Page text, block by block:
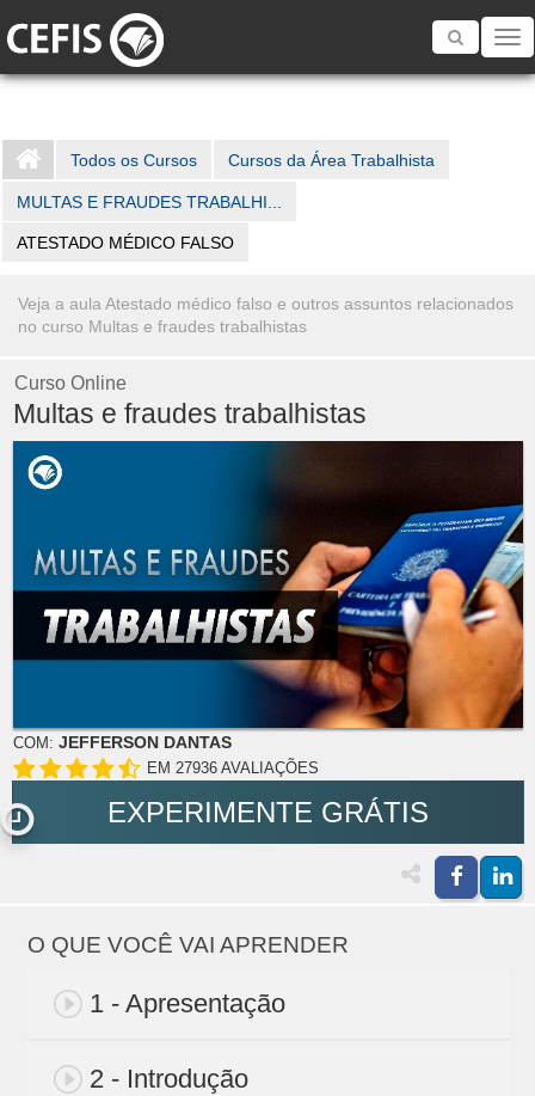
Toggle
Todos os Cursos Cursos da Área Trabalhista
MULTAS E FRAUDES TRABALHI...
ATESTADO MÉDICO FALSO
Veja a aula Atestado médico falso e outros assuntos relacionados
no curso Multas e fraudes trabalhistas
Curso Online
Multas e fraudes trabalhistas
COM: JEFFERSON DANTAS
EM 27936 AVALIAÇÕES
EXPERIMENTE GRÁTIS
O QUE VOCÊ VAI APRENDER
1 - Apresentação
2 - Introdução